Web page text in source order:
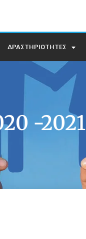
ΔΡΑΣΤΗΡΙΟΤΗΤΕΣ
-2021